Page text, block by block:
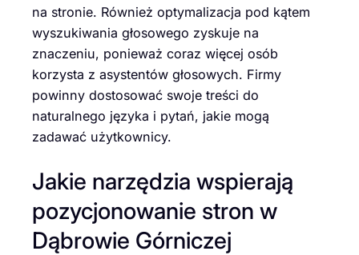
na stronie. Również optymalizacja pod kątem
wyszukiwania głosowego zyskuje na
znaczeniu, ponieważ coraz więcej osób
korzysta z asystentów głosowych. Firmy
powinny dostosować swoje treści do
naturalnego języka i pytań, jakie mogą
zadawać użytkownicy.
Jakie narzędzia wspierają
pozycjonowanie stron w
Dąbrowie Górniczej